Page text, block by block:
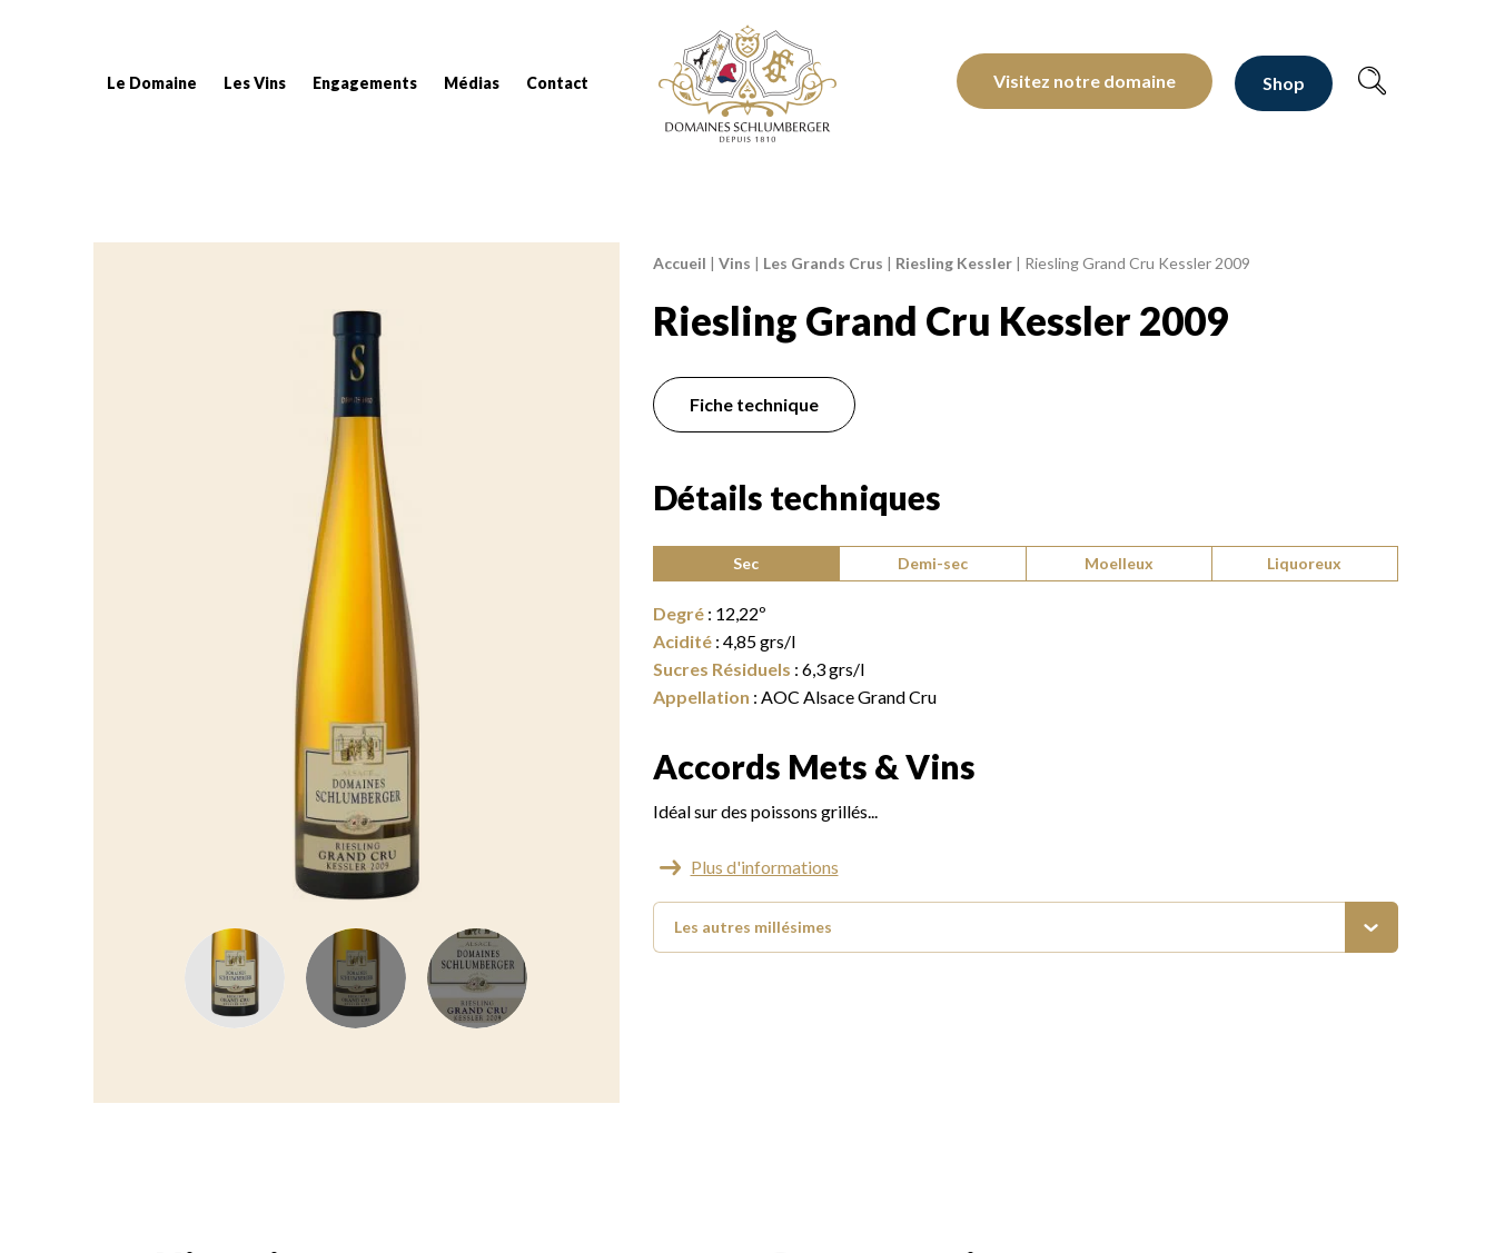
Le Domaine Les Vins Engagements Médias Contact
Domaines Schlumberger Vignerons 100% récoltants depuis 1810
Visitez notre domaine Shop
Fil d'Ariane :
Accueil | Vins | Les Grands Crus | Riesling Kessler| Riesling Grand Cru Kessler 2009
Riesling Grand Cru Kessler 2009
Fiche technique
Détails techniques
Type de vin :
Sec Demi-sec Moelleux Liquoreux
Degré : 12,22º
Acidité : 4,85grs/l
Sucres Résiduels : 6,3grs/l
Appellation : AOC Alsace Grand Cru
Accords Mets & Vins
Idéal sur des poissons grillés...
Plus d'informations
Les autres millésimes